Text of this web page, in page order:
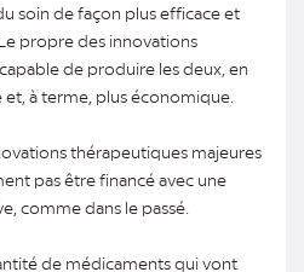
soin de façon plus efficace et
propre des innovations
de produire les deux, en
à terme, plus économique.
thérapeutiques majeures
pas être financé avec une
comme dans le passé.
de médicaments qui vont